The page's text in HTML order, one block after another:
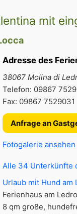
mit
Adresse des
38067 Molina di
Telefon: 09867
Fax: 09867 7529031
Anfrage an
Fotogalerie ansehen
Alle 34 Unterkünfte
Urlaub mit Hund am
Ferienhaus am
8 qm große,